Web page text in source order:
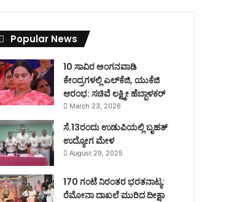
Popular News
10 ಸಾವಿರ ಅಂಗನವಾಡಿ
ಕೇಂದ್ರಗಳಲ್ಲಿ ಎಲ್‌ಕೆಜಿ, ಯುಕೆಜಿ
ಆರಂಭ: ಸಚಿವೆ ಲಕ್ಷ್ಮೀ ಹೆಬ್ಬಾಳಕರ್
March 23, 2026
ಸೆ.13ರಂದು ಉಡುಪಿಯಲ್ಲಿ ಬೃಹತ್
ಉದ್ಯೋಗ ಮೇಳ
August 29, 2025
170 ಗಂಟೆ ನಿರಂತರ ಭರತನಾಟ್ಯ:
ರೆಮೋನಾ ದಾಖಲೆ ಮುರಿದ ದೀಕ್ಷಾ